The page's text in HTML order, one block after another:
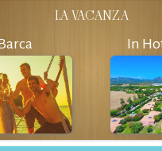
LA VACANZA
In